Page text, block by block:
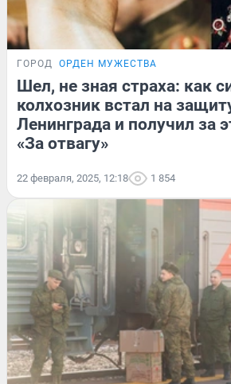
ГОРОД ОРДЕН МУЖЕСТВА
Шел, не зная страха: как
колхозник встал на
Ленинграда и получил за
«За отвагу»
22 февраля, 2025, 12:18 1 854